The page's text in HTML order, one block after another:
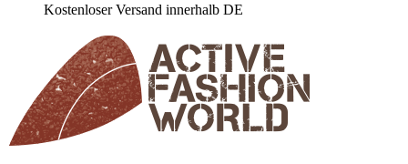
Kostenloser Versand innerhalb DE